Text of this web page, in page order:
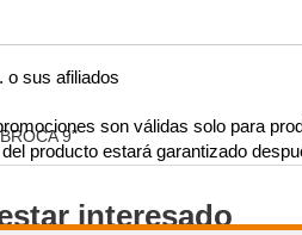
9"
interesado
o sus afiliados
son válidas solo para
producto estará garantizado